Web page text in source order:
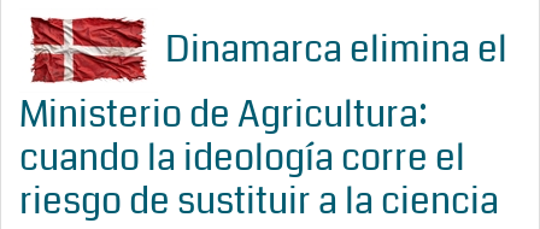
Dinamarca elimina el
Ministerio de Agricultura:
cuando la ideología corre el
riesgo de sustituir a la ciencia